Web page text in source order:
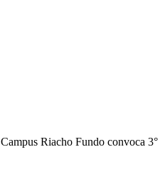
Campus Riacho Fundo convoca 3°